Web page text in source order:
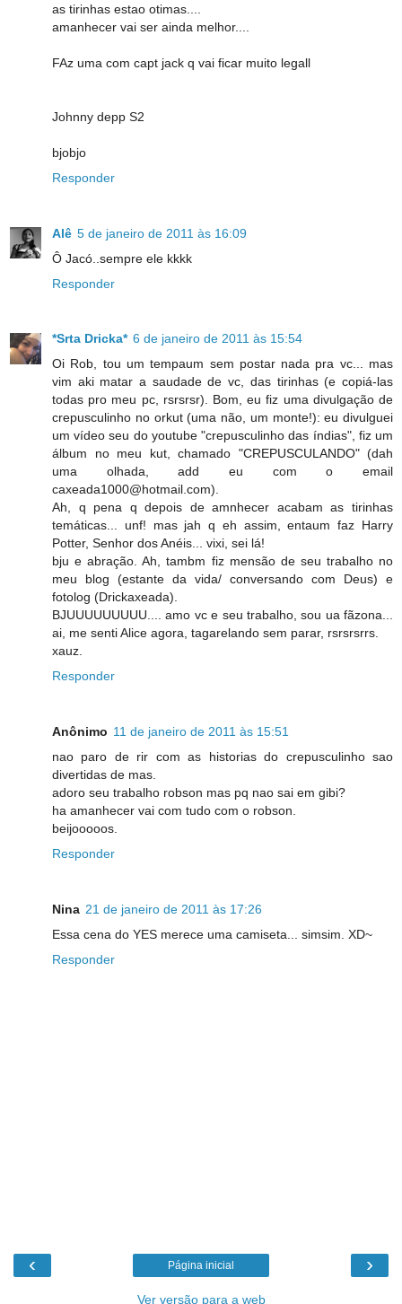
as tirinhas estao otimas....
amanhecer vai ser ainda melhor....
FAz uma com capt jack q vai ficar muito legall
Johnny depp S2
bjobjo
Responder
Alê 5 de janeiro de 2011 às 16:09
Ô Jacó..sempre ele kkkk
Responder
*Srta Dricka* 6 de janeiro de 2011 às 15:54
Oi Rob, tou um tempaum sem postar nada pra vc... mas
vim aki matar a saudade de vc, das tirinhas (e copiá-las
todas pro meu pc, rsrsrsr). Bom, eu fiz uma divulgação de
crepusculinho no orkut (uma não, um monte!): eu divulguei
um vídeo seu do youtube "crepusculinho das índias", fiz um
álbum no meu kut, chamado "CREPUSCULANDO" (dah
uma olhada, add eu com o email
caxeada1000@hotmail.com).
Ah, q pena q depois de amnhecer acabam as tirinhas
temáticas... unf! mas jah q eh assim, entaum faz Harry
Potter, Senhor dos Anéis... vixi, sei lá!
bju e abração. Ah, tambm fiz mensão de seu trabalho no
meu blog (estante da vida/ conversando com Deus) e
fotolog (Drickaxeada).
BJUUUUUUUUU.... amo vc e seu trabalho, sou ua fãzona...
ai, me senti Alice agora, tagarelando sem parar, rsrsrsrrs.
xauz.
Responder
Anônimo 11 de janeiro de 2011 às 15:51
nao paro de rir com as historias do crepusculinho sao
divertidas de mas.
adoro seu trabalho robson mas pq nao sai em gibi?
ha amanhecer vai com tudo com o robson.
beijooooos.
Responder
Nina 21 de janeiro de 2011 às 17:26
Essa cena do YES merece uma camiseta... simsim. XD~
Responder
‹ ›
Página inicial
Ver versão para a web